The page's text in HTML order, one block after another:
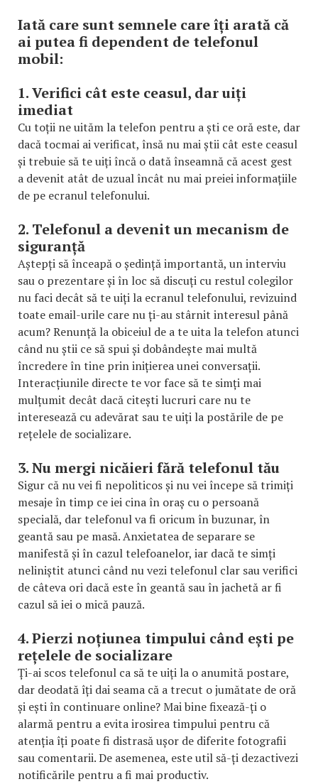
Iată care sunt semnele care îți arată că
ai putea fi dependent de telefonul
mobil:
1. Verifici cât este ceasul, dar uiți
imediat
Cu toții ne uităm la telefon pentru a ști ce oră este, dar
dacă tocmai ai verificat, însă nu mai știi cât este ceasul
și trebuie să te uiți încă o dată înseamnă că acest gest
a devenit atât de uzual încât nu mai preiei informațiile
de pe ecranul telefonului.
2. Telefonul a devenit un mecanism de
siguranță
Aștepți să înceapă o ședință importantă, un interviu
sau o prezentare și în loc să discuți cu restul colegilor
nu faci decât să te uiți la ecranul telefonului, revizuind
toate email-urile care nu ți-au stârnit interesul până
acum? Renunță la obiceiul de a te uita la telefon atunci
când nu știi ce să spui și dobândește mai multă
încredere în tine prin inițierea unei conversații.
Interacțiunile directe te vor face să te simți mai
mulțumit decât dacă citești lucruri care nu te
interesează cu adevărat sau te uiți la postările de pe
rețelele de socializare.
3. Nu mergi nicăieri fără telefonul tău
Sigur că nu vei fi nepoliticos și nu vei începe să trimiți
mesaje în timp ce iei cina în oraș cu o persoană
specială, dar telefonul va fi oricum în buzunar, în
geantă sau pe masă. Anxietatea de separare se
manifestă și în cazul telefoanelor, iar dacă te simți
neliniștit atunci când nu vezi telefonul clar sau verifici
de câteva ori dacă este în geantă sau în jachetă ar fi
cazul să iei o mică pauză.
4. Pierzi noțiunea timpului când ești pe
rețelele de socializare
Ți-ai scos telefonul ca să te uiți la o anumită postare,
dar deodată îți dai seama că a trecut o jumătate de oră
și ești în continuare online? Mai bine fixează-ți o
alarmă pentru a evita irosirea timpului pentru că
atenția îți poate fi distrasă ușor de diferite fotografii
sau comentarii. De asemenea, este util să-ți dezactivezi
notificările pentru a fi mai productiv.